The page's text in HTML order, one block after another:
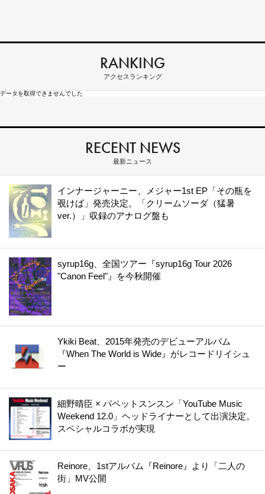
RANKING
アクセスランキング
データを取得できませんでした
RECENT NEWS
最新ニュース
インナージャーニー、メジャー1st EP「その瓶を
覗けば」発売決定。「クリームソーダ（猛暑
ver.）」収録のアナログ盤も
syrup16g、全国ツアー『syrup16g Tour 2026
"Canon Feel"』を今秋開催
Ykiki Beat、2015年発売のデビューアルバム
『When The World is Wide』がレコードリイシュ
ー
細野晴臣 × パペットスンスン「YouTube Music
Weekend 12.0」ヘッドライナーとして出演決定。
スペシャルコラボが実現
Reinore、1stアルバム『Reinore』より「二人の
街」MV公開